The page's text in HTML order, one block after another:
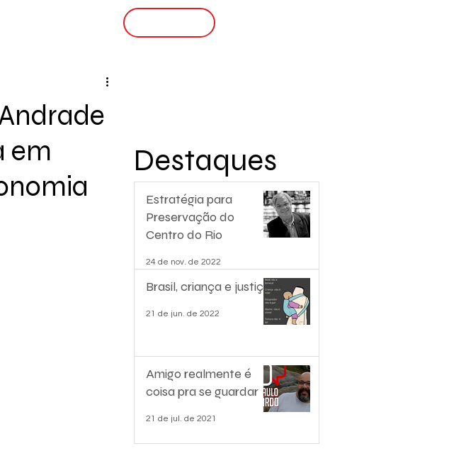
em
Estratégia para
Preservação do
Centro do Rio
24 de nov. de 2022
Brasil, criança e justiça.
21 de jun. de 2022
Amigo realmente é
coisa pra se guardar
21 de jul. de 2021
Destaques